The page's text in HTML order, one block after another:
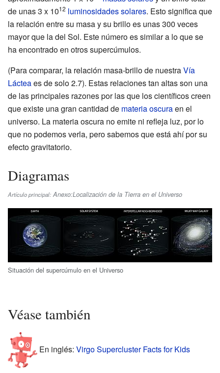
de unas 3 x 1012 luminosidades solares. Esto significa que
la relación entre su masa y su brillo es unas 300 veces
mayor que la del Sol. Este número es similar a lo que se
ha encontrado en otros supercúmulos.
(Para comparar, la relación masa-brillo de nuestraVía
Lácteaes de solo 2.7). Estas relaciones tan altas son una
de las principales razones por las que los científicos creen
que existe una gran cantidad de materia oscuraen el
universo. La materia oscura no emite ni refleja luz, por lo
que no podemos verla, pero sabemos que está ahí por su
efecto gravitatorio.
Diagramas
Artículo principal: Anexo:Localización de la Tierra en el Universo
Situación del supercúmulo en el Universo
Véase también
En inglés: Virgo Supercluster Facts for Kids